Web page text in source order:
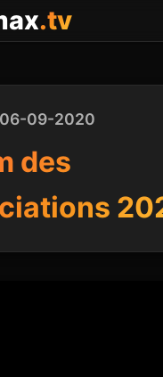
.tv
09-2020
des
des cookies